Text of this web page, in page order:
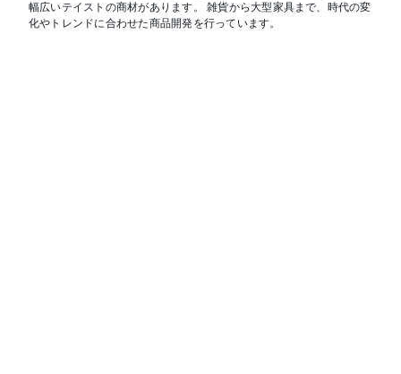
幅広いテイストの商材があります。 雑貨から大型家具まで、時代の変
化やトレンドに合わせた商品開発を行っています。